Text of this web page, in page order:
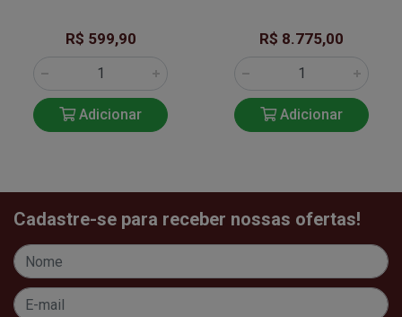
R$ 599,90
Adicionar
R$ 8.775,00
Adicionar
Cadastre-se para receber nossas ofertas!